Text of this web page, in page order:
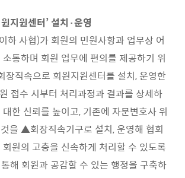
지원센터’ 설치 ·운영
이하 사협)가 회원의 민원사항과 업무상 어
통하며 회원 업무에 편의를 제공하기 위
장직속으로 회원지원센터를 설치,운영한
접수 시부터 처리과정과 결과를 상세하
한 신뢰를 높이고, 기존에 자문변호사 위
을 ▲회장직속기구로 설치,운영해 협회
원의 고충을 신속하게 처리할 수 있도록
해 회원과 공감할 수 있는 행정을 구축하